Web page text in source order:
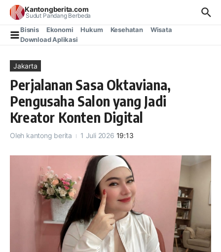
Lewati ke konten
Kantongberita.com
Sudut Pandang Berbeda
Bisnis Ekonomi Hukum Kesehatan
Wisata
Download Aplikasi
Jakarta
Perjalanan Sasa Oktaviana,
Pengusaha Salon yang Jadi
Kreator Konten Digital
Oleh kantong berita 1 Juli 2026 19:13